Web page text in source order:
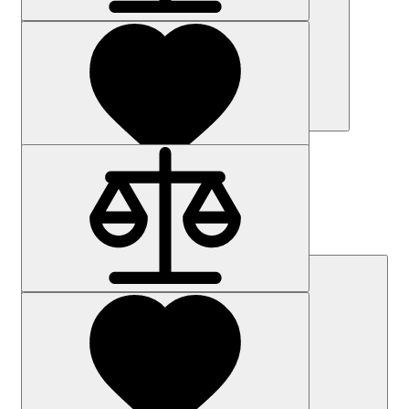
Наличие: уточняйте
Код товара: 30763-01
3RV2711-1HD10
Цена по запросу